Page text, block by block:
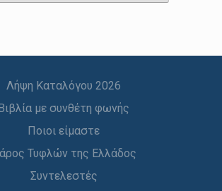
Λήψη Καταλόγου 2026
με συνθέτη φωνής
Ποιοι είμαστε
Τυφλών της Ελλάδος
Συντελεστές